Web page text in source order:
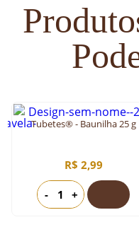
Tubetes® - Baunilha 25 g
R$ 2,99
- +